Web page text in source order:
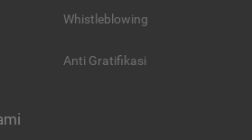
Whistleblowing
Anti Gratifikasi